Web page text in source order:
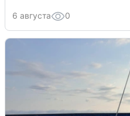
6 августа 0